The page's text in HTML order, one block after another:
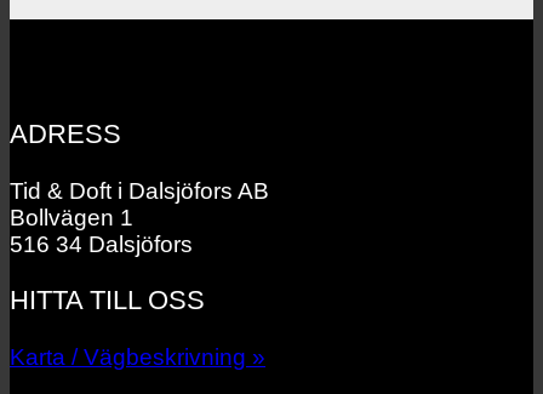
ADRESS
Tid & Doft i Dalsjöfors AB
Bollvägen 1
516 34 Dalsjöfors
HITTA TILL OSS
Karta / Vägbeskrivning »